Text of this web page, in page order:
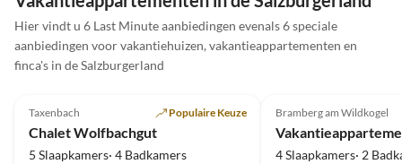
Unsere Hundeoma war auch herzlich
willkommen und hat genau wie wir den
Aufenthalt sehr genossen. Alles Gute
für die beiden sehr herzlichen
Schnee lieben
Hier vindt u 6 Last Minute aanbiedingen evenals 6 speciale
aanbiedingen voor vakantiehuizen, vakantieappartementen en
finca's in de Salzburgerland
Taxenbach Populaire Keuze
Chalet Wolfbachgut
5 Slaapkamers· 4 Badkamers
Bramberg am Wildkogel
4 Slaapkamers· 2